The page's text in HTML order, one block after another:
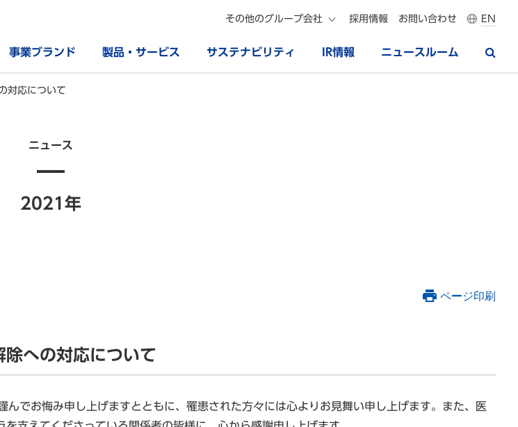
事業ブランド 製品・サービス サステナビリティ IR情報 ニュースルーム
その他のグループ会社 採用情報 お問い合わせ EN
対応について
ニュース
2021年
ページ印刷
への対応について
でお悔み申し上げますとともに、罹患された方々には心よりお見舞い申し上げます。また、医